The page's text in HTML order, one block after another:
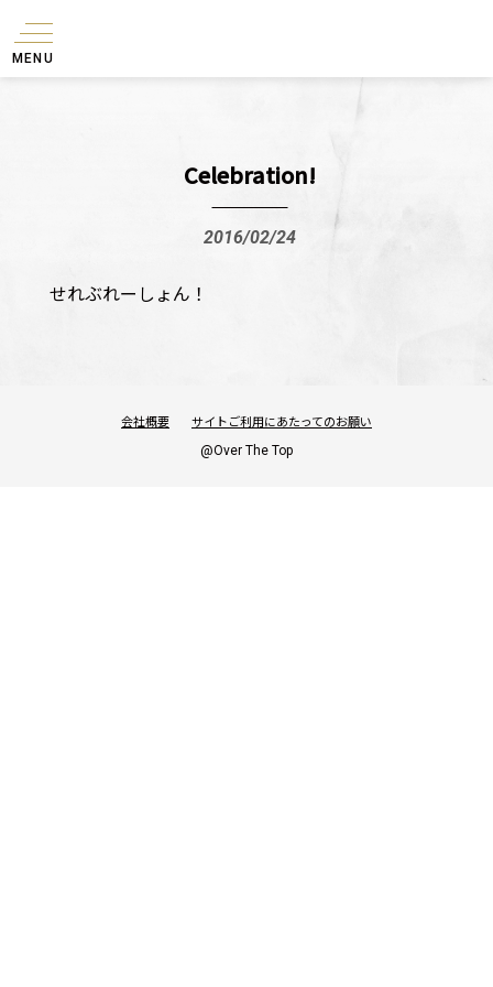
MENU
Celebration!
2016/02/24
せれぶれーしょん！
会社概要 サイトご利用にあたってのお願い
@Over The Top